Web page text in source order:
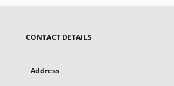
CONTACT DETAILS
Address